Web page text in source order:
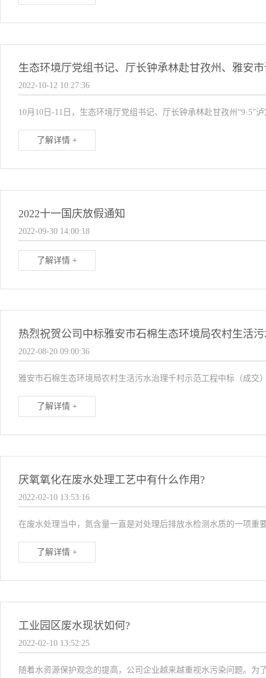
生态环境厅党组书记、厅长钟承林赴甘孜州、雅安
2022-10-12 10:27:36
10月10日-11日，生态环境厅党组书记、厅长钟承林赴甘孜州
了解详情 +
2022十一国庆放假通知
2022-09-30 14:00:18
了解详情 +
热烈祝贺公司中标雅安市石棉生态环境局农村生活
2022-08-20 09:00:36
雅安市石棉生态环境局农村生活污水治理千村示范工程中标（成交
了解详情 +
厌氧氧化在废水处理工艺中有什么作用?
2022-02-10 13:53:16
在废水处理当中，氮含量一直是对处理后排放水检测水质的一项
了解详情 +
工业园区废水现状如何?
2022-02-10 13:52:25
随着水资源保护观念的提高，公司企业越来越重视水污染问题。